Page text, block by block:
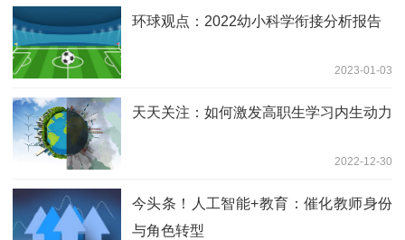
环球观点：2022幼小科学衔接分析报告
2023-01-03
天天关注：如何激发高职生学习内生动力
2022-12-30
今头条！人工智能+教育：催化教师身份
与角色转型